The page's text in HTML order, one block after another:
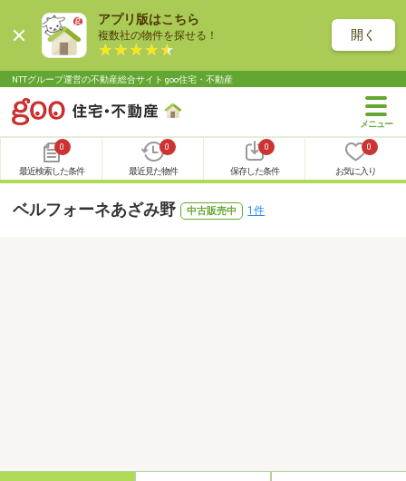
アプリ版はこちら
複数社の物件を探せる！ 開く
NTTグループ運営の不動産総合サイト goo住宅・不動産
0
最近検索した条件
0
最近見た物件
0
保存した条件
0
お気に入り
ベルフォーネあざみ野 中古販売中 1件